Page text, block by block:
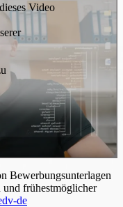
Video
Bewerbungsunterlagen
frühestmöglicher
de